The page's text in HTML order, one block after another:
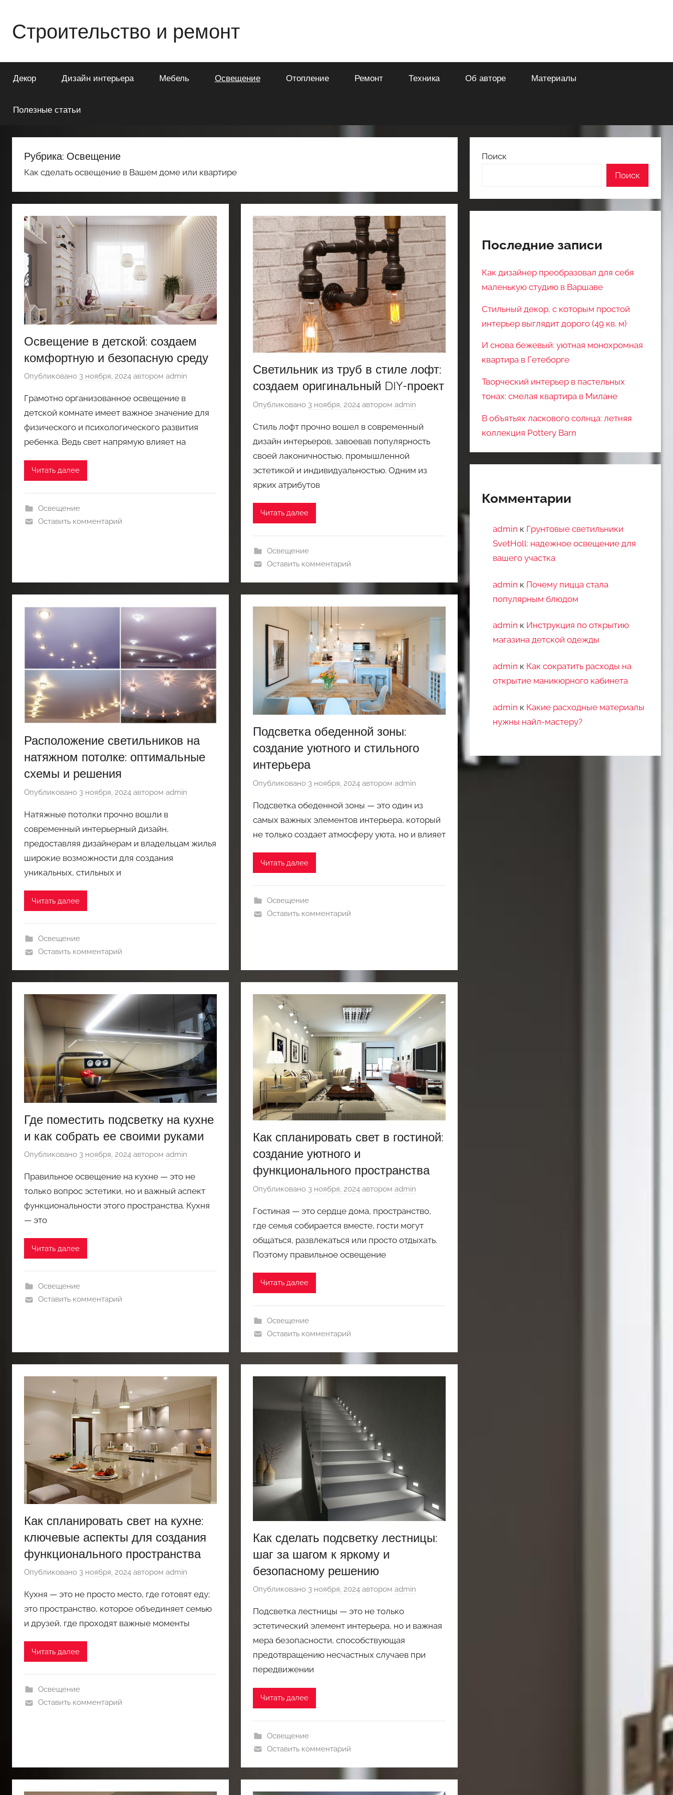
содержимому
Строительство и ремонт
о
строительстве
квартиры
Декор Дизайн интерьера Мебель Освещение Отопление Ремонт Техника Об авторе Материалы
Полезные статьи
Рубрика: Освещение
Как сделать освещение в Вашем доме или квартире
Освещение в детской: создаем
комфортную и безопасную среду
Опубликовано 3 ноября, 2024 автором admin
Грамотно организованное освещение в
детской комнате имеет важное значение для
физического и психологического развития
ребенка. Ведь свет напрямую влияет на
Читать далее
Освещение
Оставить комментарий
Светильник из труб в стиле лофт:
создаем оригинальный DIY-проект
Опубликовано 3 ноября, 2024 авторомadmin
Стиль лофт прочно вошел в современный
дизайн интерьеров, завоевав популярность
своей лаконичностью, промышленной
эстетикой и индивидуальностью. Одним из
ярких атрибутов
Читать далее
Освещение
Оставить комментарий
Расположение светильников на
натяжном потолке: оптимальные
схемы и решения
Опубликовано 3 ноября, 2024 автором admin
Натяжные потолки прочно вошли в
современный интерьерный дизайн,
предоставляя дизайнерам и владельцам жилья
широкие возможности для создания
уникальных, стильных и
Читать далее
Освещение
Оставить комментарий
Подсветка обеденной зоны:
создание уютного и стильного
интерьера
Опубликовано 3 ноября, 2024 авторомadmin
Подсветка обеденной зоны — это один из
самых важных элементов интерьера, который
не только создает атмосферу уюта, но и влияет
Читать далее
Освещение
Оставить комментарий
Где поместить подсветку на кухне
и как собрать ее своими руками
Опубликовано 3 ноября, 2024 автором admin
Правильное освещение на кухне — это не
только вопрос эстетики, но и важный аспект
функциональности этого пространства. Кухня
— это
Читать далее
Освещение
Оставить комментарий
Как спланировать свет в гостиной:
создание уютного и
функционального пространства
Опубликовано 3 ноября, 2024 авторомadmin
Гостиная — это сердце дома, пространство,
где семья собирается вместе, гости могут
общаться, развлекаться или просто отдыхать.
Поэтому правильное освещение
Читать далее
Освещение
Оставить комментарий
Как спланировать свет на кухне:
ключевые аспекты для создания
функционального пространства
Опубликовано 3 ноября, 2024 автором admin
Кухня — это не просто место, где готовят еду;
это пространство, которое объединяет семью
и друзей, где проходят важные моменты
Читать далее
Освещение
Оставить комментарий
Как сделать подсветку лестницы:
шаг за шагом к яркому и
безопасному решению
Опубликовано 3 ноября, 2024 авторомadmin
Подсветка лестницы — это не только
эстетический элемент интерьера, но и важная
мера безопасности, способствующая
предотвращению несчастных случаев при
передвижении
Читать далее
Освещение
Оставить комментарий
Поиск
Поиск
Последние записи
Как дизайнер преобразовал для себя
маленькую студию в Варшаве
Стильный декор, с которым простой
интерьер выглядит дорого (49 кв. м)
И снова бежевый: уютная монохромная
квартира в Гетеборге
Творческий интерьер в пастельных
тонах: смелая квартира в Милане
В объятьях ласкового солнца: летняя
коллекция Pottery Barn
Комментарии
admin к Грунтовые светильники
SvetHoll: надежное освещение для
вашего участка
admin к Почему пицца стала
популярным блюдом
admin к Инструкция по открытию
магазина детской одежды
admin к Как сократить расходы на
открытие маникюрного кабинета
admin к Какие расходные материалы
нужны найл-мастеру?